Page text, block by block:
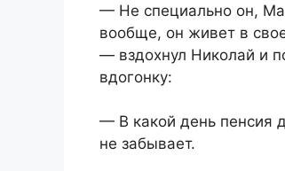
— Не специально он,
вообще, он живет в
— вздохнул Николай и
вдогонку:
— В какой день пенсия
не забывает.